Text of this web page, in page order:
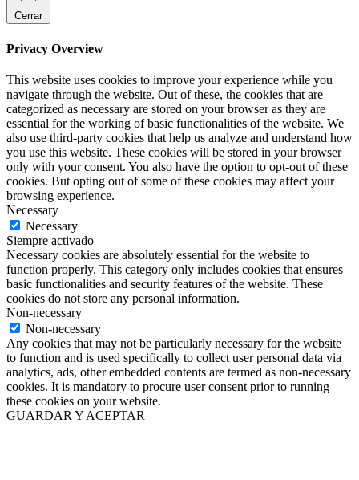
Cerrar
Privacy Overview
This website uses cookies to improve your experience while you
navigate through the website. Out of these, the cookies that are
categorized as necessary are stored on your browser as they are
essential for the working of basic functionalities of the website. We
also use third-party cookies that help us analyze and understand how
you use this website. These cookies will be stored in your browser
only with your consent. You also have the option to opt-out of these
cookies. But opting out of some of these cookies may affect your
browsing experience.
Necessary
Necessary
Siempre activado
Necessary cookies are absolutely essential for the website to
function properly. This category only includes cookies that ensures
basic functionalities and security features of the website. These
cookies do not store any personal information.
Non-necessary
Non-necessary
Any cookies that may not be particularly necessary for the website
to function and is used specifically to collect user personal data via
analytics, ads, other embedded contents are termed as non-necessary
cookies. It is mandatory to procure user consent prior to running
these cookies on your website.
GUARDAR Y ACEPTAR